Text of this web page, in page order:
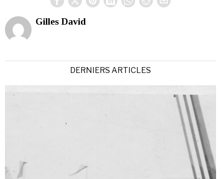
Gilles David
DERNIERS ARTICLES